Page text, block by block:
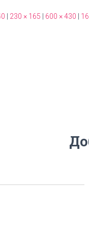
230 × 165 600 × 430